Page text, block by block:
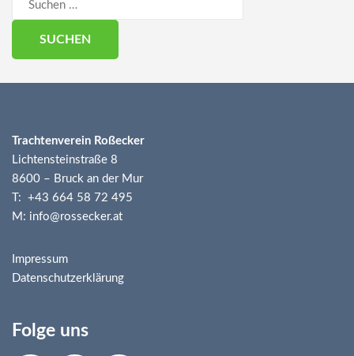
nach:
Trachtenverein Roßecker
Lichtensteinstraße 8
8600 – Bruck an der Mur
T: +43 664 58 72 495
M: info@rossecker.at
Impressum
Datenschutzerklärung
Folge uns